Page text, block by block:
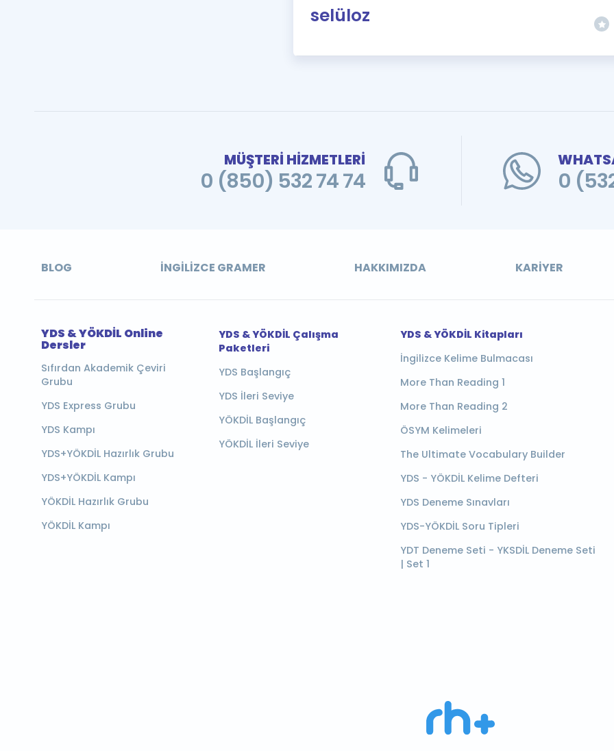
selüloz
MÜŞTERİ HİZMETLERİ
0 (850) 532 74 74 0
BLOG İNGILIZCE GRAMER HAKKIMIZDA KARIYER
YDS & YÖKDİL Online
Dersler
Sıfırdan Akademik Çeviri
Grubu
YDS Express Grubu
YDS Kampı
YDS+YÖKDİL Hazırlık Grubu
YDS+YÖKDİL Kampı
YÖKDİL Hazırlık Grubu
YÖKDİL Kampı
YDS & YÖKDİL Çalışma
Paketleri
YDS Başlangıç
YDS İleri Seviye
YÖKDİL Başlangıç
YÖKDİL İleri Seviye
YDS & YÖKDİL Kitapları
İngilizce Kelime Bulmacası
More Than Reading 1
More Than Reading 2
ÖSYM Kelimeleri
The Ultimate Vocabulary Builder
YDS - YÖKDİL Kelime Defteri
YDS Deneme Sınavları
YDS-YÖKDİL Soru Tipleri
YDT Deneme Seti - YKSDİL Deneme Seti
| Set 1